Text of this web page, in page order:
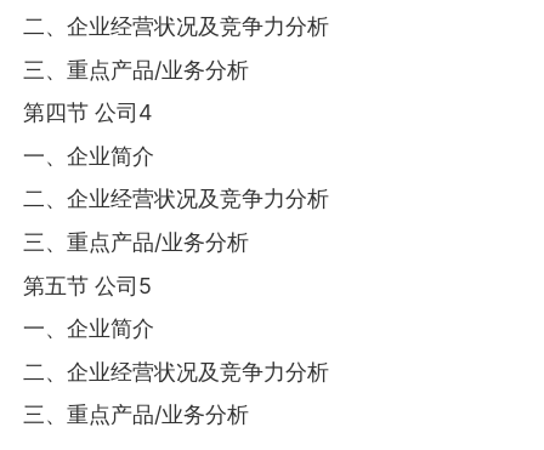
二、企业经营状况及竞争力分析
三、重点产品/业务分析
第四节 公司4
一、企业简介
二、企业经营状况及竞争力分析
三、重点产品/业务分析
第五节 公司5
一、企业简介
二、企业经营状况及竞争力分析
三、重点产品/业务分析